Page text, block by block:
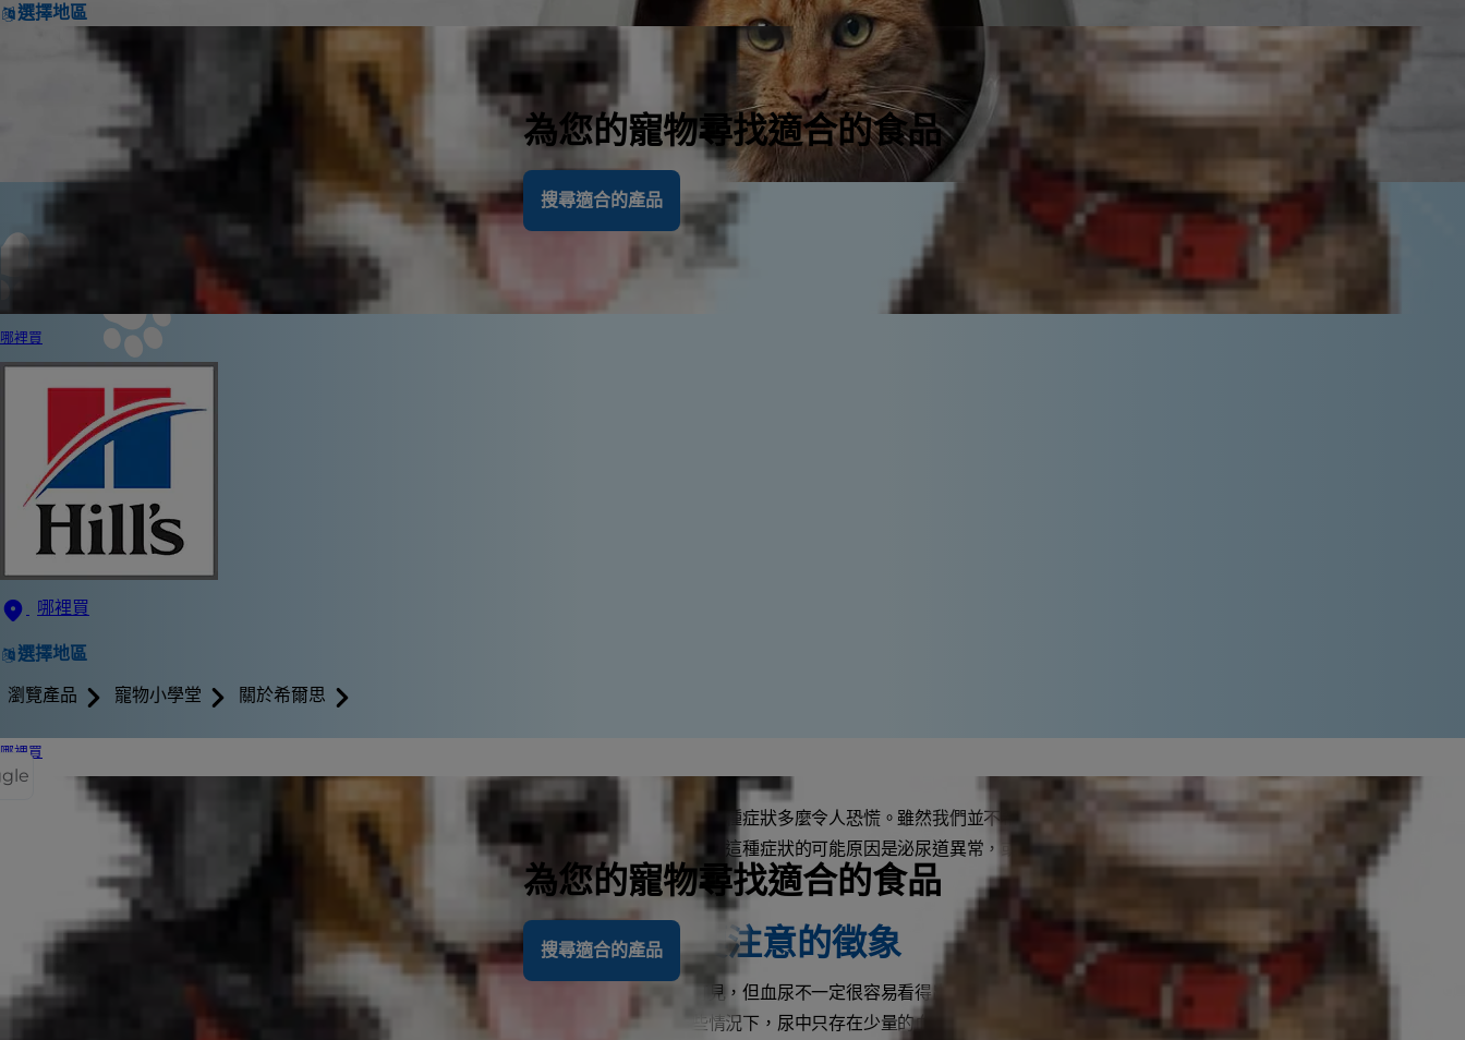
選擇地區
為您的寵物尋找適合的食品
搜尋適合的產品
哪裡買
哪裡買
選擇地區
瀏覽產品 寵物小學堂 關於希爾思
哪裡買
為您的寵物尋找適合的食品
搜尋適合的產品
如果你曾經看過你的貓咪尿中有血，就知道這種症狀多麼令人恐慌。雖然我們並不希望看到這種景象，但貓尿中有血
其實相當常見。尿中有血的科學術語是血尿，這種症狀的可能原因是泌尿道異常，或甚至是體內其他部位生病，而可
能影響泌尿道或腎臟。
貓咪的尿中有血：需要注意的徵象
儘管血尿可能因為尿中有血或血塊而明顯可見，但血尿不一定很容易看得出來。大部分的血尿病例其實是在顯微鏡下
檢查看似顏色正常的尿液才確診的；在這些情況下，尿中只存在少量的血。血尿可能導致尿液變成粉色或紅色。